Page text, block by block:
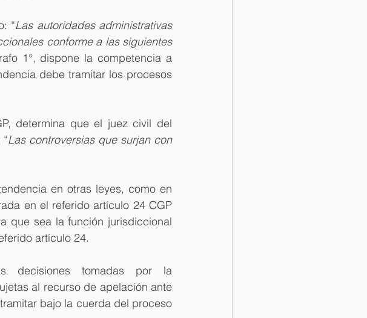
“Las autoridades administrativas
conforme a las siguientes
1°, dispone la competencia a
debe tramitar los procesos
determina que el juez civil del
Las controversias que surjan con
en otras leyes, como en
en el referido artículo 24 CGP
que sea la función jurisdiccional
artículo 24.
decisiones tomadas por la
al recurso de apelación ante
bajo la cuerda del proceso